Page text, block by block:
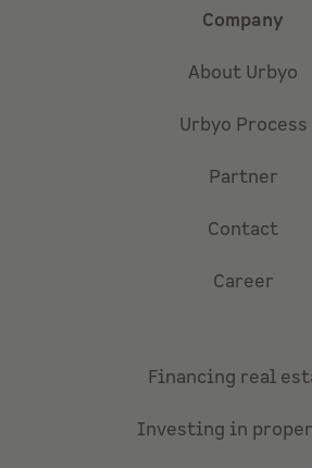
Company
About Urbyo
Urbyo Process
Partner
Contact
Career
Financing real
Investing in